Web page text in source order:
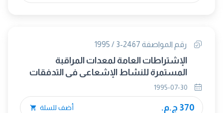
رقم المواصفة 2467-3 / 1995
الإشتراطات العامة لمعدات المراقبة
المستمرة للنشاط الإشعاعى فى التدفقات
الغازية - الجزء الثالث :- طرق إجراء الإختبارات.
370 ج.م. أضف للسلة